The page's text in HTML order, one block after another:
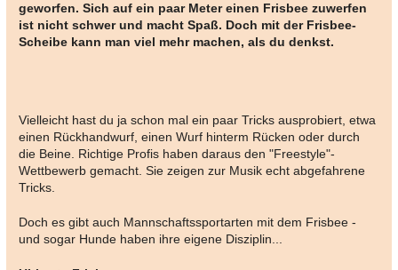
geworfen. Sich auf ein paar Meter einen Frisbee zuwerfen
ist nicht schwer und macht Spaß. Doch mit der Frisbee-
Scheibe kann man viel mehr machen, als du denkst.
Vielleicht hast du ja schon mal ein paar Tricks ausprobiert, etwa
einen Rückhandwurf, einen Wurf hinterm Rücken oder durch
die Beine. Richtige Profis haben daraus den "Freestyle"-
Wettbewerb gemacht. Sie zeigen zur Musik echt abgefahrene
Tricks.
Doch es gibt auch Mannschaftssportarten mit dem Frisbee -
und sogar Hunde haben ihre eigene Disziplin...